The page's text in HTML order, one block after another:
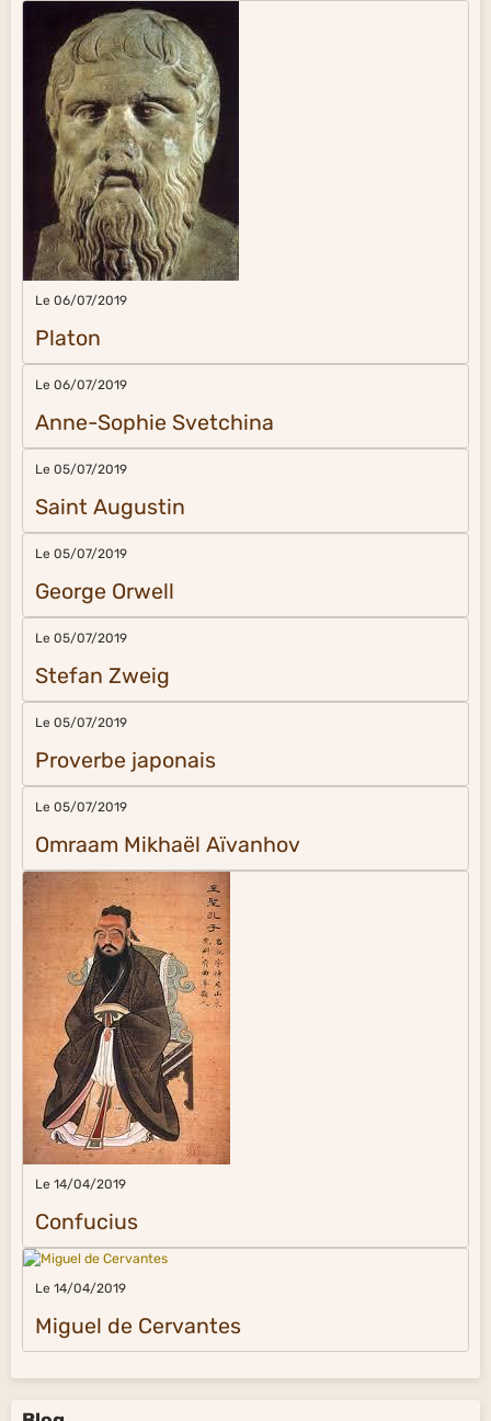
Le 06/07/2019
Platon
Le 06/07/2019
Anne-Sophie Svetchina
Le 05/07/2019
Saint Augustin
Le 05/07/2019
George Orwell
Le 05/07/2019
Stefan Zweig
Le 05/07/2019
Proverbe japonais
Le 05/07/2019
Omraam Mikhaël Aïvanhov
Le 14/04/2019
Confucius
Le 14/04/2019
Miguel de Cervantes